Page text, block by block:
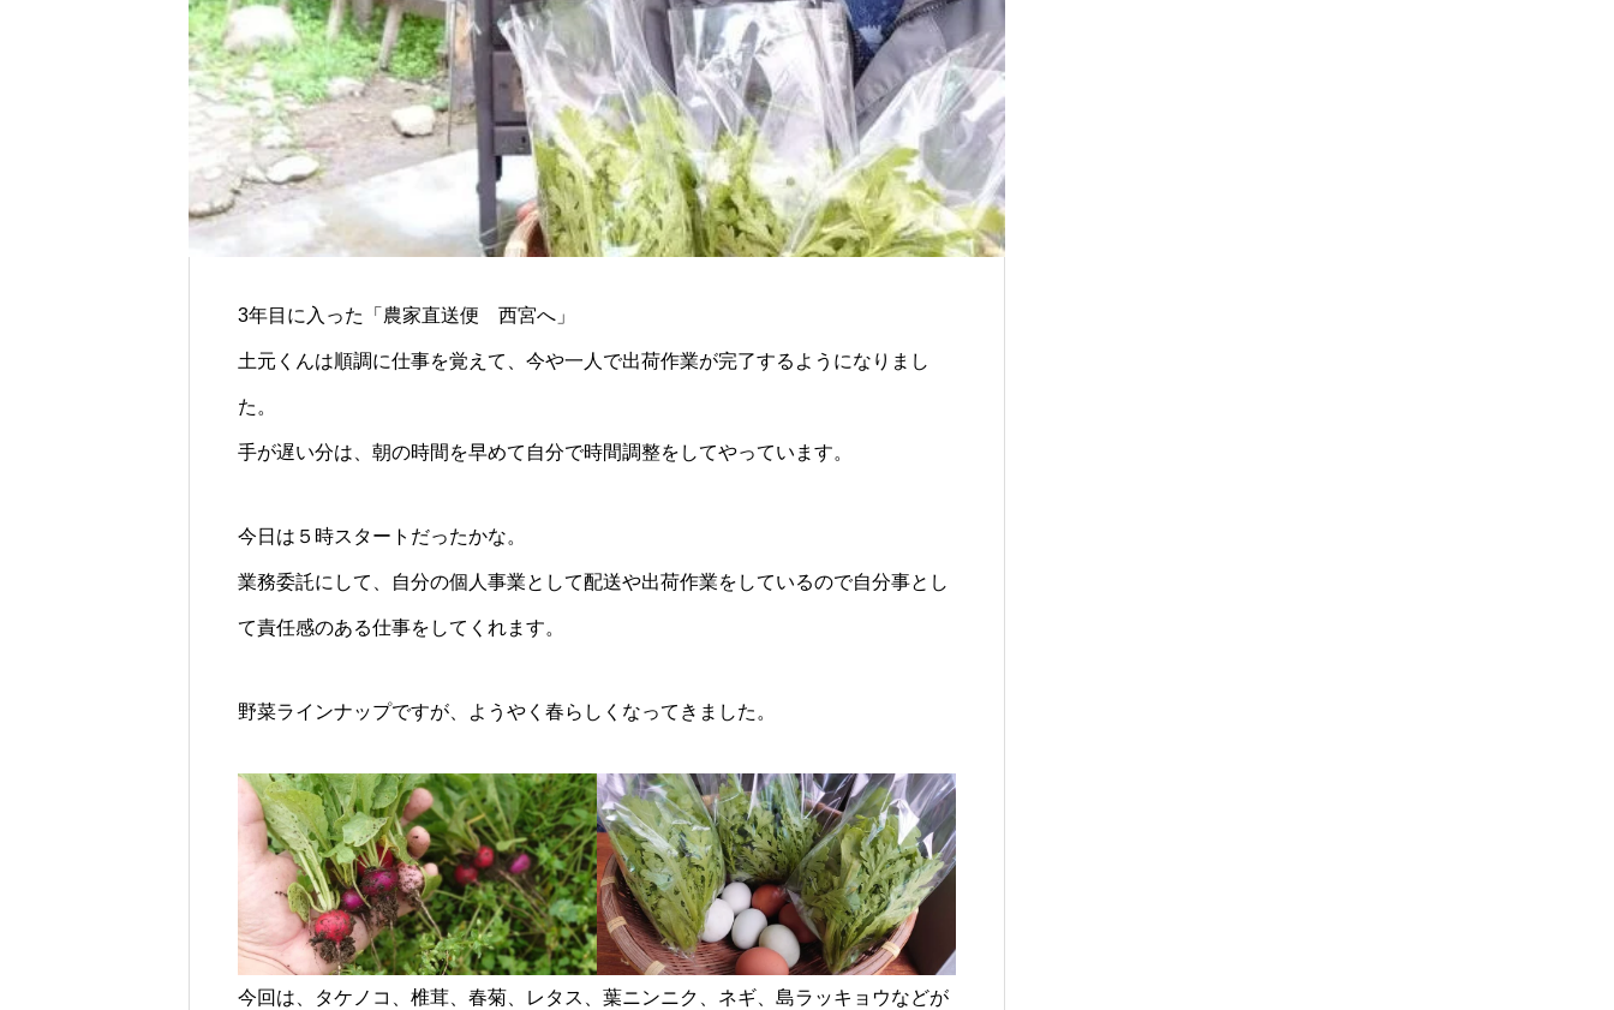
3年目に入った「農家直送便 西宮へ」
土元くんは順調に仕事を覚えて、今や一人で出荷作業が完了するようになりまし
た。
手が遅い分は、朝の時間を早めて自分で時間調整をしてやっています。
今日は５時スタートだったかな。
業務委託にして、自分の個人事業として配送や出荷作業をしているので自分事とし
て責任感のある仕事をしてくれます。
野菜ラインナップですが、ようやく春らしくなってきました。
今回は、タケノコ、椎茸、春菊、レタス、葉ニンニク、ネギ、島ラッキョウなどが